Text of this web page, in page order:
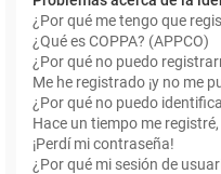
¿Por qué me tengo que
¿Qué es COPPA? (APPCO)
¿Por qué no puedo
Me he registrado ¡y no me
¿Por qué no puedo
Hace un tiempo me
¡Perdí mi contraseña!
¿Por qué mi sesión de